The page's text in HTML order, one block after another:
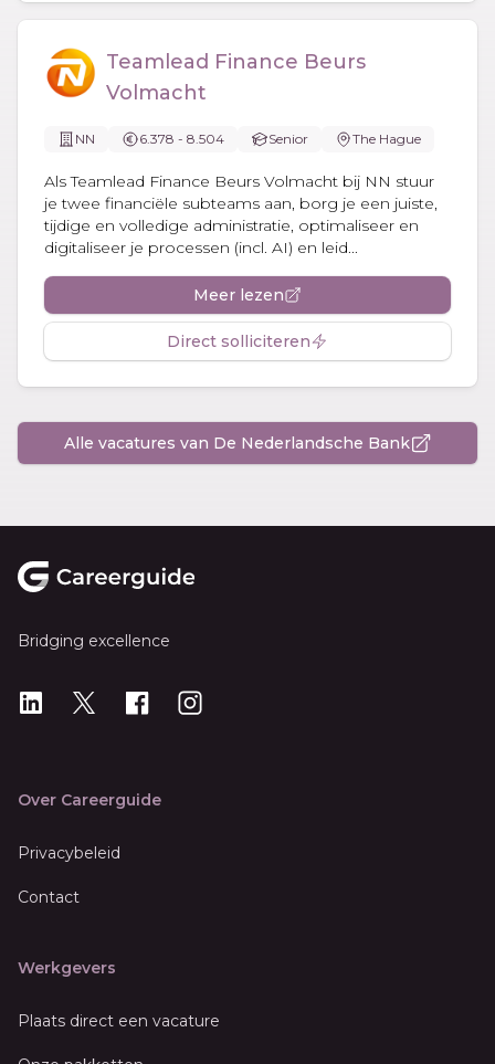
Teamlead Finance Beurs
Volmacht
NN 6.378 - 8.504 Senior The Hague
Als Teamlead Finance Beurs Volmacht bij NN stuur
je twee financiële subteams aan, borg je een juiste,
tijdige en volledige administratie, optimaliseer en
digitaliseer je processen (incl. AI) en leid...
Meer lezen
Direct solliciteren
Alle vacatures van De Nederlandsche Bank
Bridging excellence
LinkedIn
X Instagram
Over Careerguide
Privacybeleid
Contact
Werkgevers
Plaats direct een vacature